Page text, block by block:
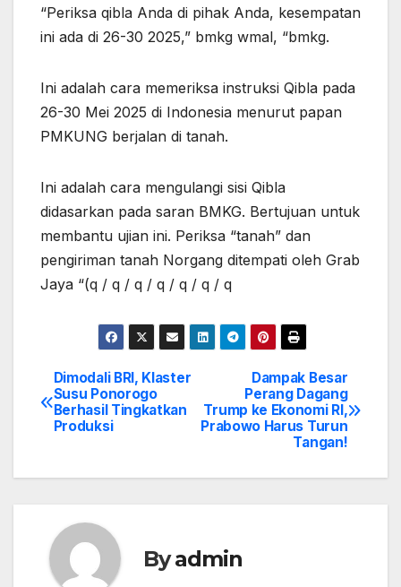
“Periksa qibla Anda di pihak Anda, kesempatan
ini ada di 26-30 2025,” bmkg wmal, “bmkg.
Ini adalah cara memeriksa instruksi Qibla pada
26-30 Mei 2025 di Indonesia menurut papan
PMKUNG berjalan di tanah.
Ini adalah cara mengulangi sisi Qibla
didasarkan pada saran BMKG. Bertujuan untuk
membantu ujian ini. Periksa “tanah” dan
pengiriman tanah Norgang ditempati oleh Grab
Jaya “(q / q / q / q / q / q / q
Post
navigation
Dampak Besar
Perang Dagang
Trump ke Ekonomi RI,
Prabowo Harus Turun
Tangan!
Dimodali BRI, Klaster
Susu Ponorogo
Berhasil Tingkatkan
Produksi
Byadmin